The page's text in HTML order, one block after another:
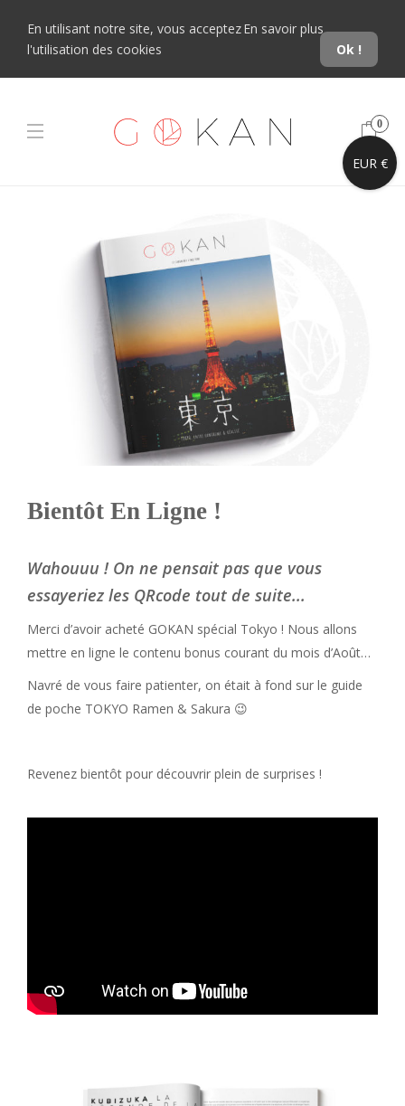
En utilisant notre site, vous acceptez
l'utilisation des cookies
En savoir plus
Ok !
0
Bientôt En Ligne !
Wahouuu ! On ne pensait pas que vous
essayeriez les QRcode tout de suite...
Merci d’avoir acheté GOKAN spécial Tokyo ! Nous allons
mettre en ligne le contenu bonus courant du mois d’Août…
Navré de vous faire patienter, on était à fond sur le guide
de poche TOKYO Ramen & Sakura 😉
Revenez bientôt pour découvrir plein de surprises !
EUR €